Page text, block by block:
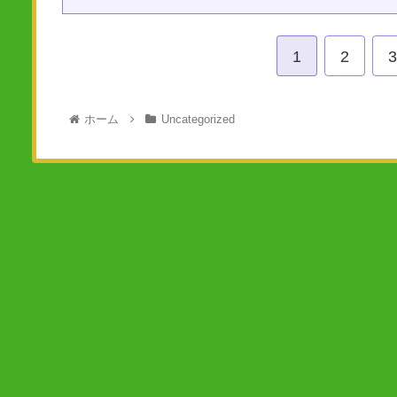
1 2 3
ホーム Uncategorized